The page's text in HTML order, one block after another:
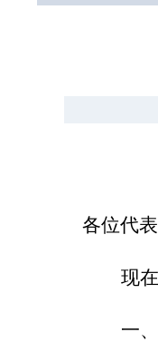
各位代表
现
一